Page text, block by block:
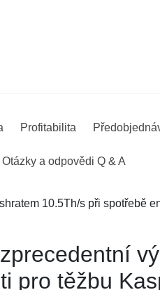
Profitabilita
Otázky a odpovědi Q & A
10.5Th/s při spotřebě
pro těžbu